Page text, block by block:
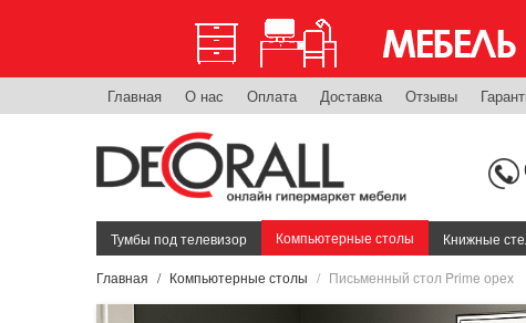
Главная О нас Оплата Доставка Отзывы
Тумбы под телевизор Компьютерные столы Книжные
Главная Компьютерные столы Письменный стол Prime орех